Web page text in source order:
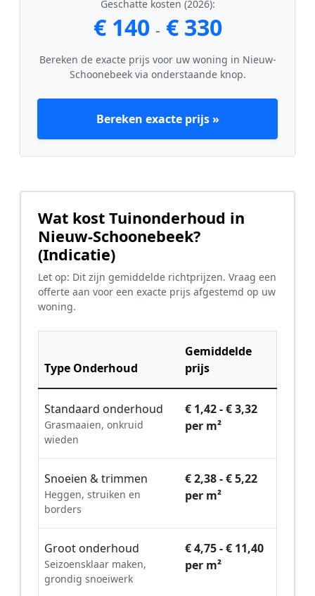
Geschatte kosten (2026):
€ 140 - € 330
Bereken de exacte prijs voor uw woning in Nieuw-
Schoonebeek via onderstaande knop.
Bereken exacte prijs »
Wat kost Tuinonderhoud in
Nieuw-Schoonebeek?
(Indicatie)
Let op: Dit zijn gemiddelde richtprijzen. Vraag een
offerte aan voor een exacte prijs afgestemd op uw
woning.
Type Onderhoud
Gemiddelde
prijs
Standaard onderhoud
Grasmaaien, onkruid
wieden
€ 1,42 - € 3,32
per m²
Snoeien & trimmen
Heggen, struiken en
borders
€ 2,38 - € 5,22
per m²
Groot onderhoud
Seizoensklaar maken,
grondig snoeiwerk
€ 4,75 - € 11,40
per m²